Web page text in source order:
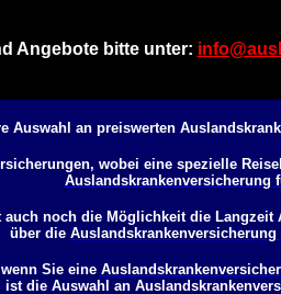
Angebote bitte unter:
Auswahl an preiswerten
wobei eine spezielle
Auslandskrankenversicherung
auch noch die Möglichkeit die Langzeit
über die Auslandskrankenversicherung
Sie eine
ist die Auswahl an